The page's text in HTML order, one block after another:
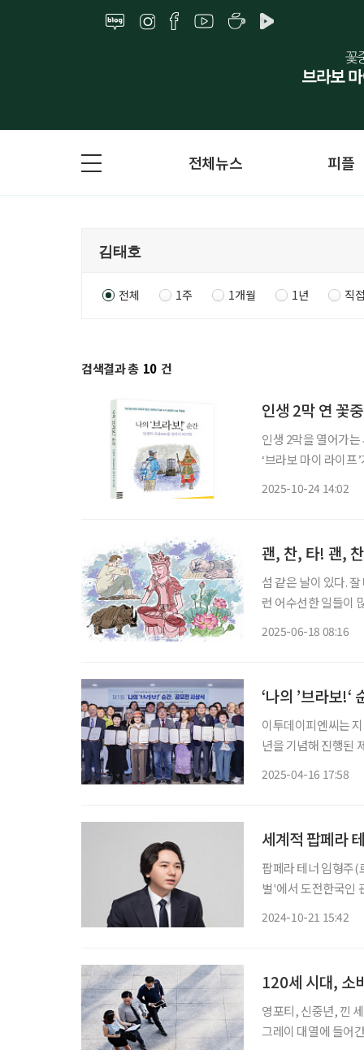
전체뉴스 피플
전체 1주 1개월 1년 직
검색결과 총 10 건
인생 2막 연 꽃
인생 2막을 열어가
‘브라보 마이 라이프
2025-10-24 14:02
괜, 찬, 타! 괜,
섬 같은 날이 있다.
런 어수선한 일들이
2025-06-18 08:16
‘나의 ’브라보!‘
이투데이피엔씨는
년을 기념해 진행된
2025-04-16 17:58
세계적 팝페라
팝페라 테너 임형주
벌'에서 도전한국인 관련 3관왕
2024-10-21 15:42
120세 시대, 소
영포티, 신중년, 낀
그레이 대열에 들어